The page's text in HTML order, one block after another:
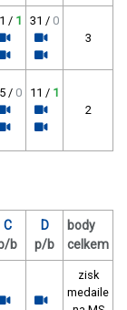
/ 1 31 / 0
3
/ 0 11 / 1
2
C
b
D
p/b
body
celkem
zisk
medaile